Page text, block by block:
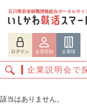
石川県若者就職情報総合ポータルサイ
ログイン 会員登録 企業様
企業説明会で
該当はありません。